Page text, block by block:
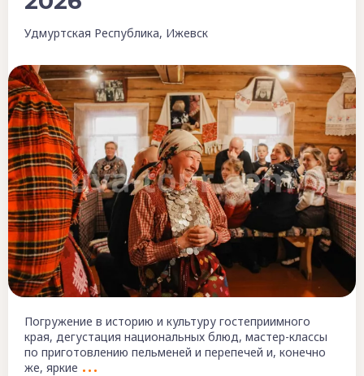
Удмуртская Республика, Ижевск
Погружение в историю и культуру гостеприимного
края, дегустация национальных блюд, мастер-классы
по приготовлению пельменей и перепечей и, конечно
же, яркие